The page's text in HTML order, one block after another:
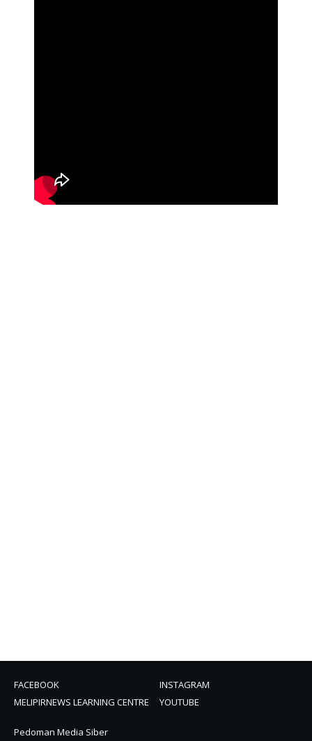
FACEBOOK
INSTAGRAM
MELIPIRNEWS LEARNING CENTRE
YOUTUBE
Pedoman Media Siber